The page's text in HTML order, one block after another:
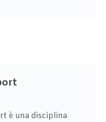
è una disciplina